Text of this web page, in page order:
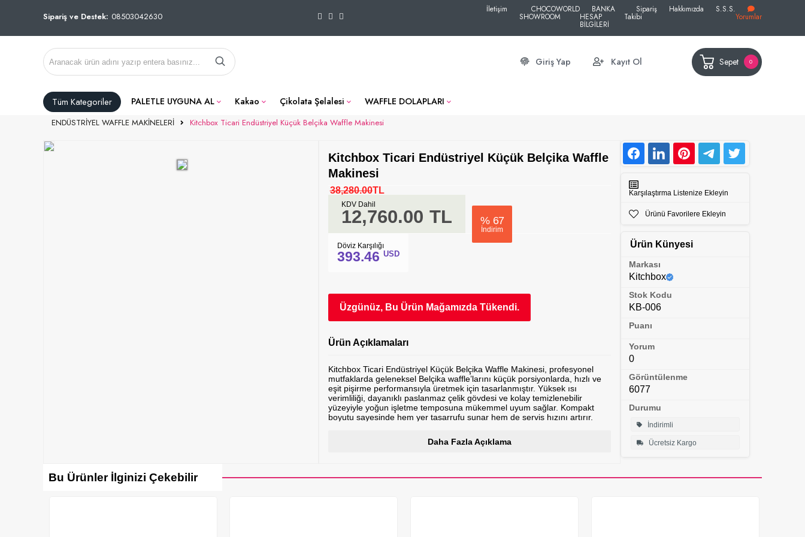
Sipariş ve Destek: 08503042630
İletişim CHOCOWORLD
SHOWROOM
BANKA
HESAP
BİLGİLERİ
Sipariş
Takibi
Hakkımızda S.S.S.
Yorumlar
Giriş Yap Kayıt Ol Sepet 0
Tüm Kategoriler PALETLE UYGUNA AL Kakao Çikolata Şelalesi WAFFLE DOLAPLARI
ENDÜSTRİYEL WAFFLE MAKİNELERİ Kitchbox Ticari Endüstriyel Küçük Belçika Waffle Makinesi
Kitchbox Ticari Endüstriyel Küçük Belçika Waffle
Makinesi
% 67
İndirim
38,280.00TL
12,760.00 TL
KDV Dahil
Döviz Karşılığı
393.46 USD
Üzgünüz, Bu Ürün Mağamızda Tükendi.
Ürün Açıklamaları
Kitchbox Ticari Endüstriyel Küçük Belçika Waffle Makinesi, profesyonel
mutfaklarda geleneksel Belçika waffle’larını küçük porsiyonlarda, hızlı ve
eşit pişirme performansıyla üretmek için tasarlanmıştır. Yüksek ısı
verimliliği, dayanıklı paslanmaz çelik gövdesi ve kolay temizlenebilir
yüzeyiyle yoğun işletme temposuna mükemmel uyum sağlar. Kompakt
boyutu sayesinde hem yer tasarrufu sunar hem de servis hızını artırır.
Daha Fazla Açıklama
Karşılaştırma Listenize Ekleyin
Ürünü Favorilere Ekleyin
Ürün Künyesi
Markası
Kitchbox
Stok Kodu
KB-006
Puanı
Yorum
0
Görüntülenme
6077
Durumu
İndirimli
Ücretsiz Kargo
Bu Ürünler İlginizi Çekebilir